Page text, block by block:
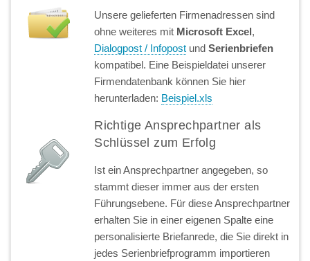
Unsere gelieferten Firmenadressen sind
ohne weiteres mit Microsoft Excel,
Dialogpost / Infopost undSerienbriefen
kompatibel. Eine Beispieldatei unserer
Firmendatenbank können Sie hier
herunterladen: Beispiel.xls
Richtige Ansprechpartner als
Schlüssel zum Erfolg
Ist ein Ansprechpartner angegeben, so
stammt dieser immer aus der ersten
Führungsebene. Für diese Ansprechpartner
erhalten Sie in einer eigenen Spalte eine
personalisierte Briefanrede, die Sie direkt in
jedes Serienbriefprogramm importieren